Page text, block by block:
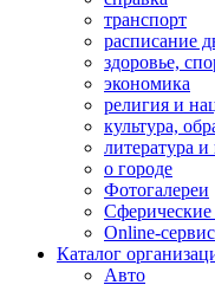
транспорт
расписание
здоровье,
экономика
религия и
культура,
литература и
о городе
Фотогалереи
Online-
Каталог
Авто